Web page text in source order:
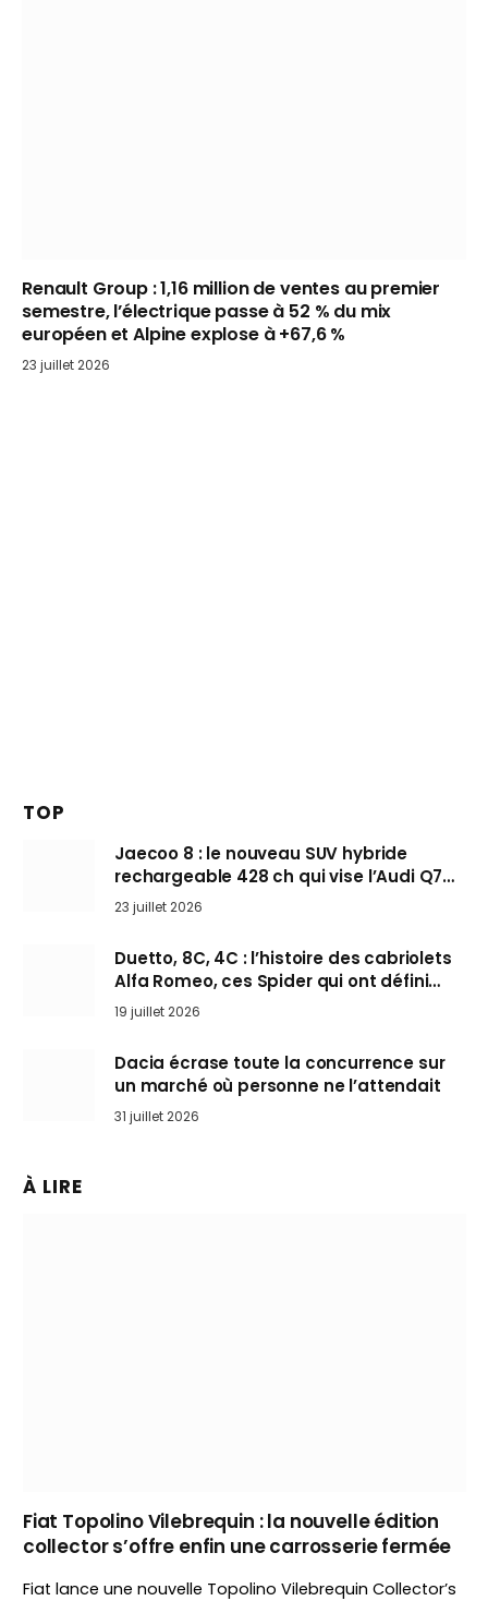
Renault Group : 1,16 million de ventes au premier
semestre, l’électrique passe à 52 % du mix
européen et Alpine explose à +67,6 %
23 juillet 2026
TOP
Jaecoo 8 : le nouveau SUV hybride
rechargeable 428 ch qui vise l’Audi Q7
arrive en Europe cet automne
23 juillet 2026
Duetto, 8C, 4C : l’histoire des cabriolets
Alfa Romeo, ces Spider qui ont défini
l’art de rouler cheveux au vent
19 juillet 2026
Dacia écrase toute la concurrence sur
un marché où personne ne l’attendait
31 juillet 2026
À LIRE
Fiat Topolino Vilebrequin : la nouvelle édition
collector s’offre enfin une carrosserie fermée
Fiat lance une nouvelle Topolino Vilebrequin Collector’s